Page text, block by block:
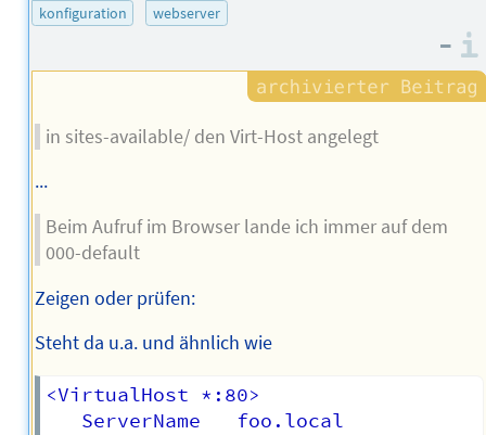
konfiguration
webserver
–
in sites-available/ den Virt-Host angelegt
...
Beim Aufruf im Browser lande ich immer auf dem
000-default
Zeigen oder prüfen:
Steht da u.a. und ähnlich wie
<VirtualHost *:80>
   ServerName   foo.local